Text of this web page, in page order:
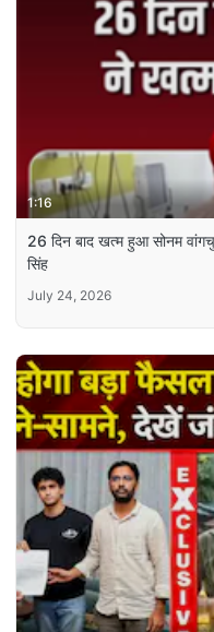
1:16
26 दिन बाद खत्म हुआ सोनम
सिंह
July 24, 2026